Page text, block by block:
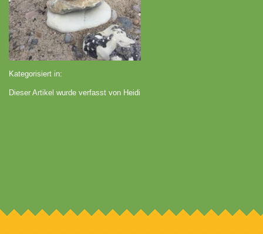
Kategorisiert in:
Dieser Artikel wurde verfasst von Heidi